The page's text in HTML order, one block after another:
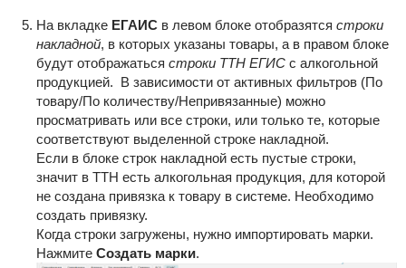
На вкладке ЕГАИС в левом блоке отобразятся строки
накладной, в которых указаны товары, а в правом блоке
будут отображаться строки ТТН ЕГИС с алкогольной
продукцией. В зависимости от активных фильтров (По
товару/По количеству/Непривязанные) можно
просматривать или все строки, или только те, которые
соответствуют выделенной строке накладной.
Если в блоке строк накладной есть пустые строки,
значит в ТТН есть алкогольная продукция, для которой
не создана привязка к товару в системе. Необходимо
создать привязку.
Когда строки загружены, нужно импортировать марки.
Нажмите Создать марки.